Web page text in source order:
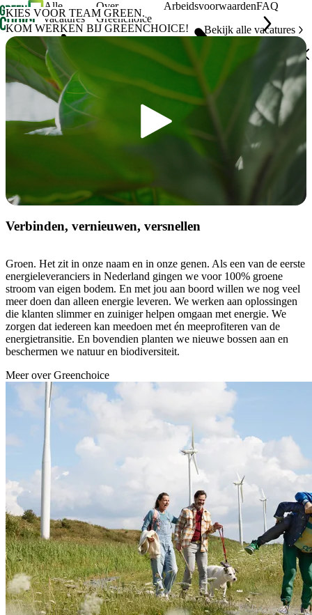
Alle
vacatures
Over
Greenchoice
ArbeidsvoorwaardenFAQ
KIES VOOR TEAM GREEN.
KOM WERKEN BIJ GREENCHOICE!
Bekijk alle vacatures
Verbinden, vernieuwen, versnellen
Groen. Het zit in onze naam en in onze genen. Als een van de eerste
energieleveranciers in Nederland gingen we voor 100% groene
stroom van eigen bodem. En met jou aan boord willen we nog veel
meer doen dan alleen energie leveren. We werken aan oplossingen
die klanten slimmer en zuiniger helpen omgaan met energie. We
zorgen dat iedereen kan meedoen met én meeprofiteren van de
energietransitie. En bovendien planten we nieuwe bossen aan en
beschermen we natuur en biodiversiteit.
Meer over Greenchoice